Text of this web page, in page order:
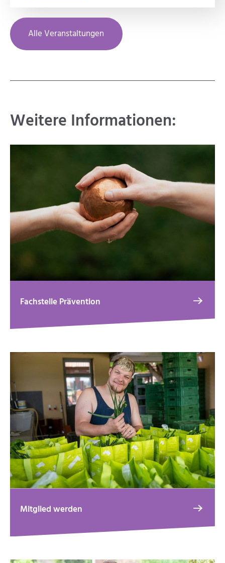
Alle Veranstaltungen
Weitere Informationen:
Fachstelle Prävention
Mitglied werden